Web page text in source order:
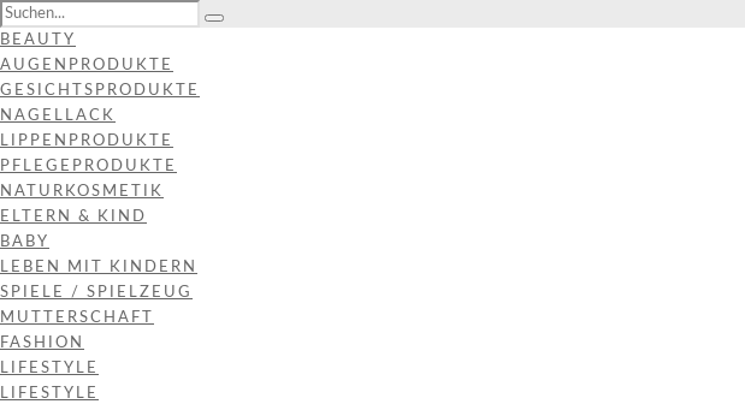
BEAUTY
AUGENPRODUKTE
GESICHTSPRODUKTE
NAGELLACK
LIPPENPRODUKTE
PFLEGEPRODUKTE
NATURKOSMETIK
ELTERN & KIND
BABY
LEBEN MIT KINDERN
SPIELE / SPIELZEUG
MUTTERSCHAFT
FASHION
LIFESTYLE
LIFESTYLE